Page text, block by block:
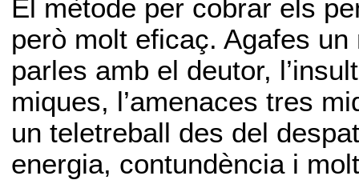
El mètode per cobrar els
però molt eficaç. Agafes
parles amb el deutor,
miques, l’amenaces tres
un teletreball des del
energia, contundència i